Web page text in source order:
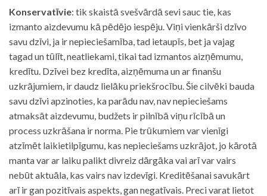
Konservatīvie: tik skaistā svešvārdā sevi sauc tie, kas
izmanto aizdevumu kā pēdējo iespēju. Viņi vienkārši dzīvo
savu dzīvi, ja ir nepieciešamība, tad ietaupīs, bet ja vajag
tagad un tūlīt, neatliekami, tikai tad izmantos aizņēmumu,
kredītu. Dzīvei bez kredīta, aizņēmuma un ar finanšu
uzkrājumiem, ir daudz lielāku priekšrocību. Šie cilvēki bauda
savu dzīvi apzinoties, ka parādu nav, nav nepieciešams
atmaksāt aizdevumu, budžets ir pilnībā viņu rīcībā un
process uzkrāšana ir norma. Pie trūkumiem var vienīgi
atzīmēt laikietilpīgumu, kas nepieciešams uzkrājot, jo kārotā
manta var ar laiku palikt divreiz dārgāka vai arī var vairs
nebūt aktuāla, kas vairs nav izdevīgi. Kreditēšanai savukārt
arī ir gan pozitīvais aspekts, gan negatīvais. Preci varat lietot